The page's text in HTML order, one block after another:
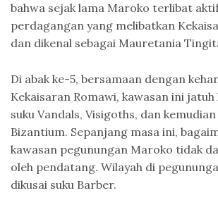
bahwa sejak lama Maroko terlibat
perdagangan yang melibatkan
dan dikenal sebagai Mauretania
Di abak ke-5, bersamaan dengan
Kekaisaran Romawi, kawasan ini
suku Vandals, Visigoths, dan
Bizantium. Sepanjang masa ini,
kawasan pegunungan Maroko tidak
oleh pendatang. Wilayah di
dikusai suku Barber.